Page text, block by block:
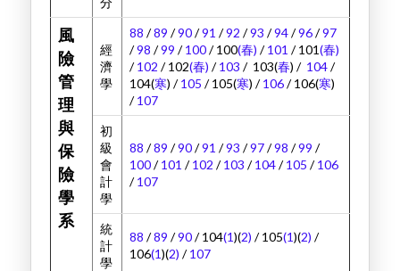
風
險
管
理
與
保
險
學
系
經
濟
學
88 /89 /90/91 /92 /93 /94/96/97
/98 /99 /100/ 100(春) /101 / 101(春)
/102 / 102(春) /103 / 103(春) / 104/
104(寒) /105 / 105(寒) /106/ 106(寒)
/107
初
級
會
計
學
88 /89 /90/91 /93 /97/98 /99 /
100/101 /102 /103 /104/105 /106
/107
統
計
學
88 /89 /90/ 104(1)(2) / 105(1)(2) /
106(1)(2) /107